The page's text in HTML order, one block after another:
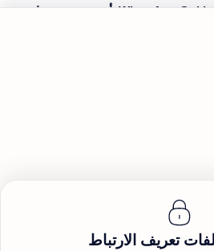
تحميل تطبيق الواتس الذهبي - WhatsApp Gold بأخر
برنامج منع
تعريف الارتباط